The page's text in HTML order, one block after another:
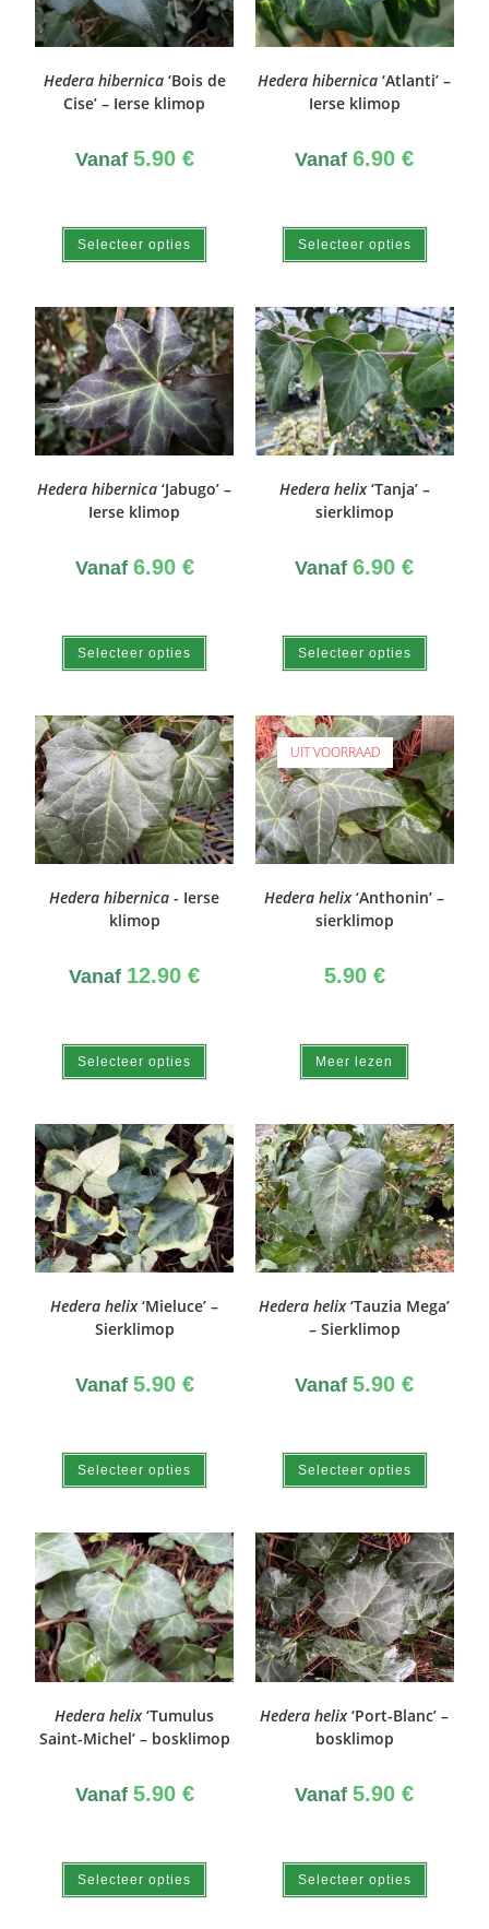
Hedera hibernica‘Bois de
Cise’ – Ierse klimop
Vanaf 5.90 €
Selecteer opties
Hedera hibernica ‘Atlanti’ –
Ierse klimop
Vanaf6.90€
Selecteer opties
Hedera hibernica ‘Jabugo’ –
Ierse klimop
Vanaf 6.90 €
Selecteer opties
Hedera helix‘Tanja’ –
sierklimop
Vanaf6.90€
Selecteer opties
Hedera hibernica - Ierse
klimop
Vanaf 12.90€
Selecteer opties
UIT VOORRAAD
Hedera helix‘Anthonin’ –
sierklimop
5.90 €
Meer lezen
Hedera helix‘Mieluce’ –
Sierklimop
Vanaf 5.90 €
Selecteer opties
Hedera helix‘Tauzia Mega’
– Sierklimop
Vanaf5.90€
Selecteer opties
Hedera helix‘Tumulus
Saint-Michel’ – bosklimop
Vanaf 5.90 €
Selecteer opties
Hedera helix‘Port-Blanc’ –
bosklimop
Vanaf5.90€
Selecteer opties